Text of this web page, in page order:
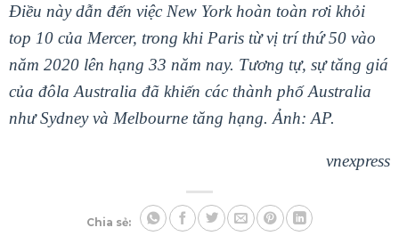
Điều này dẫn đến việc New York hoàn toàn rơi khỏi
top 10 của Mercer, trong khi Paris từ vị trí thứ 50 vào
năm 2020 lên hạng 33 năm nay. Tương tự, sự tăng giá
của đôla Australia đã khiến ​​các thành phố Australia
như Sydney và Melbourne tăng hạng. Ảnh: AP.
vnexpress
Chia sẻ: